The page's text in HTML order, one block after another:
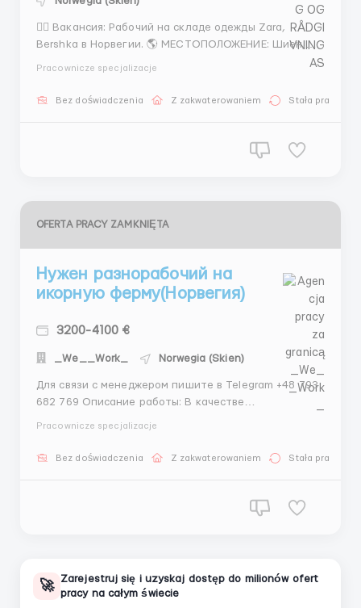
👉🏻 Вакансия: Рабочий на складе одежды Zara,
Bershka в Норвегии. 🌎 МЕСТОПОЛОЖЕНИЕ: Шиен,
включая одежду, обувь и аксессуары от Zara и
Pracownicze specjalizacje
Bez doświadczenia Z zakwaterowaniem Stała praca
OFERTA PRACY ZAMKNIĘTA
Нужен разнорабочий на
икорную ферму(Норвегия)
3200-4100 €
_We__Work_ Norwegia (Skien)
Для связи с менеджером пишите в Telegram +48 793
682 769 Описание работы: В качестве
с обслуживанием и уходом за икорными рыбами и
Pracownicze specjalizacje
Bez doświadczenia Z zakwaterowaniem Stała praca
🚀
Zarejestruj się i uzyskaj dostęp do milionów ofert
pracy na całym świecie